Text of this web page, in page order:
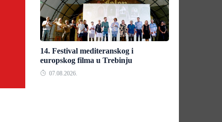
14. Festival mediteranskog i
europskog filma u Trebinju
07.08.2026.